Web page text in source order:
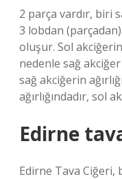
2 parça vardır, biri
3 lobdan
oluşur. Sol
nedenle sağ
sağ akciğerin
ağırlığındadır, sol
Edirne
Edirne Tava Ciğeri,